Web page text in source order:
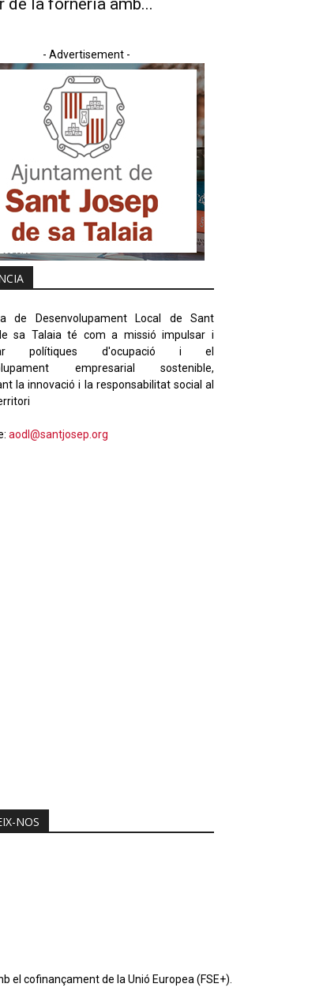
de la forneria amb...
- Advertisement -
de Desenvolupament Local de Sant
sa Talaia té com a missió impulsar i
polítiques d'ocupació i el
empresarial sostenible,
la innovació i la responsabilitat social al
aodl@santjosep.org
NOS
el cofinançament de la Unió Europea (FSE+).